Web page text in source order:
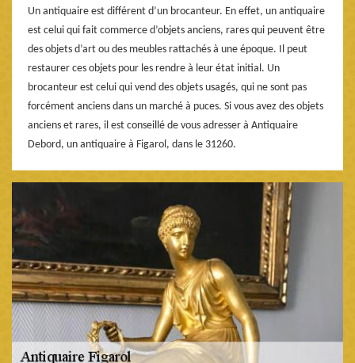
Un antiquaire est différent d’un brocanteur. En effet, un antiquaire
est celui qui fait commerce d’objets anciens, rares qui peuvent être
des objets d’art ou des meubles rattachés à une époque. Il peut
restaurer ces objets pour les rendre à leur état initial. Un
brocanteur est celui qui vend des objets usagés, qui ne sont pas
forcément anciens dans un marché à puces. Si vous avez des objets
anciens et rares, il est conseillé de vous adresser à Antiquaire
Debord, un antiquaire à Figarol, dans le 31260.